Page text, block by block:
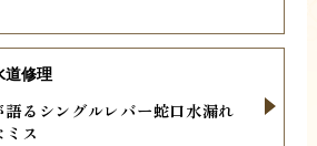
るシングルレバー蛇口水漏れ
ス
道修理